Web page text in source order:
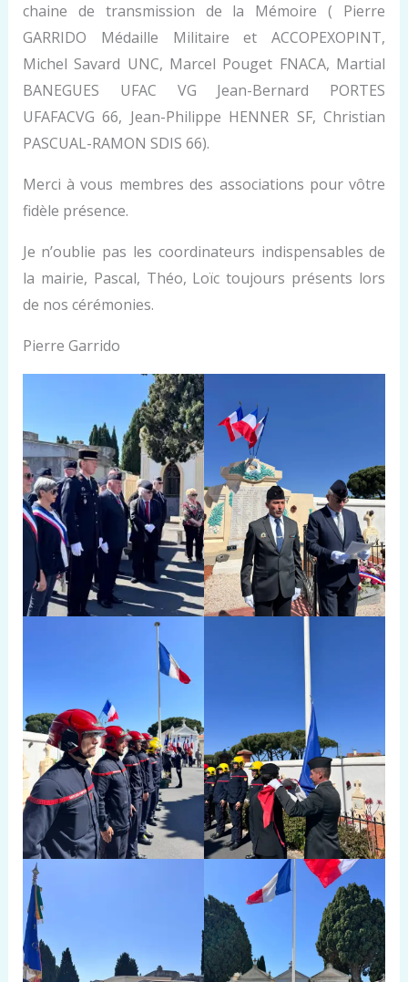
chaine de transmission de la Mémoire ( Pierre
GARRIDO Médaille Militaire et ACCOPEXOPINT,
Michel Savard UNC, Marcel Pouget FNACA, Martial
BANEGUES UFAC VG Jean-Bernard PORTES
UFAFACVG 66, Jean-Philippe HENNER SF, Christian
PASCUAL-RAMON SDIS 66).
Merci à vous membres des associations pour vôtre
fidèle présence.
Je n’oublie pas les coordinateurs indispensables de
la mairie, Pascal, Théo, Loïc toujours présents lors
de nos cérémonies.
Pierre Garrido